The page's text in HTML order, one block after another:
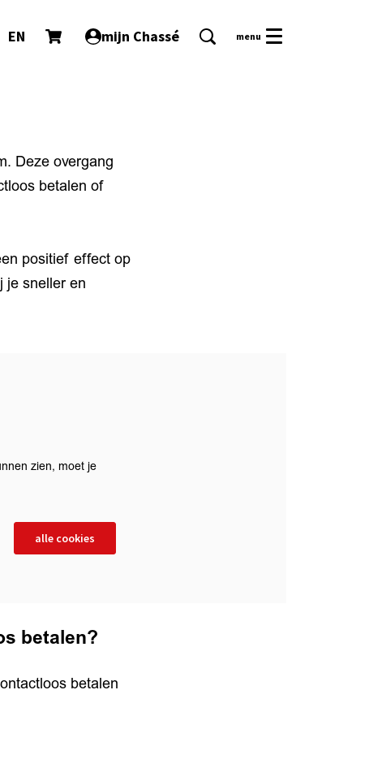
EN mijn Chassé menu
Deze overgang
betalen of
positief effect op
je sneller en
zien, moet je
alle cookies
betalen?
betalen